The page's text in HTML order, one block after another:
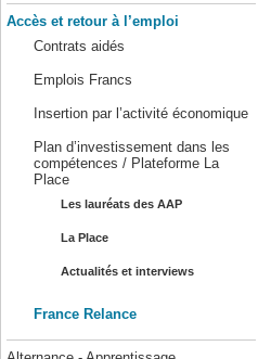
Accès et retour à l’emploi
Contrats aidés
Emplois Francs
Insertion par l’activité économique
Plan d’investissement dans les
compétences / Plateforme La
Place
Les lauréats des AAP
La Place
Actualités et interviews
France Relance